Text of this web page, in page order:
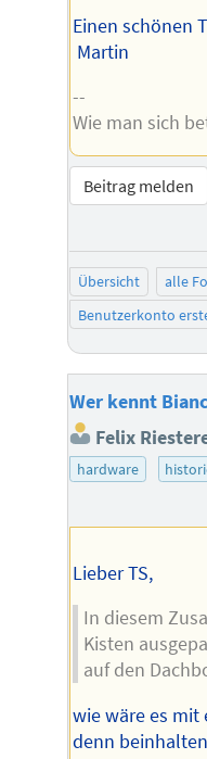
Einen schönen
Martin
--
Wie man sich
Beitrag melden
Übersicht alle
Benutzerkonto
Wer kennt
Felix
hardware
Lieber TS,
In diesem
Kisten
auf den
wie wäre es mit
denn